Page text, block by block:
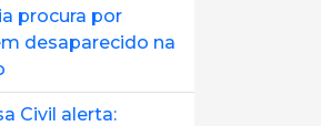
procura por
desaparecido na
Civil alerta: